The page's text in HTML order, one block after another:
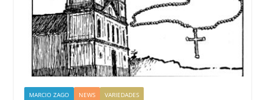
MARCIO ZAGO NEWS VARIEDADES